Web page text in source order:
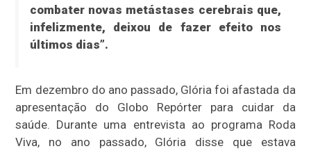
combater novas metástases cerebrais que,
infelizmente, deixou de fazer efeito nos
últimos dias”.
Em dezembro do ano passado, Glória foi afastada da
apresentação do Globo Repórter para cuidar da
saúde. Durante uma entrevista ao programa Roda
Viva, no ano passado, Glória disse que estava